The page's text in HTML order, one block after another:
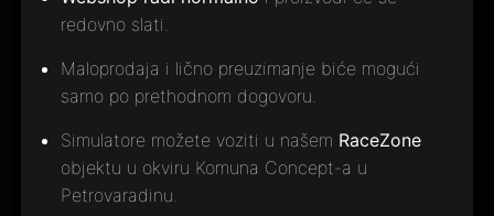
Početna
Iznajmljivanje simulatora
Zakaži termin
Prodaja opreme
Novosti
redovno slati.
Maloprodaja i lično preuzimanje biće mogući
samo po prethodnom dogovoru.
Simulatore možete voziti u našem RaceZone
objektu u okviru Komuna Concept-a u
Petrovaradinu.